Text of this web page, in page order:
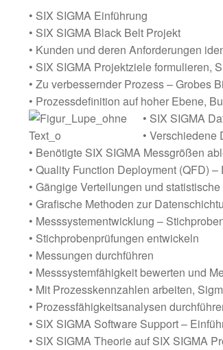
• SIX SIGMA Einführung
• SIX SIGMA Black Belt Projekt
• Kunden und deren Anforderungen
• SIX SIGMA Projektziele formulieren,
• Zu verbessernder Prozess – Grobes
• Prozessdefinition auf hoher Ebene,
• SIX SIGMA
•
• Benötigte SIX SIGMA Messgrößen
• Quality Function Deployment (QFD) –
• Gängige Verteilungen und
• Grafische Methoden zur
• Messsystementwicklung –
• Stichprobenprüfungen entwickeln
• Messungen durchführen
• Messsystemfähigkeit bewerten und
• Mit Prozesskennzahlen arbeiten,
• Prozessfähigkeitsanalysen
• SIX SIGMA Software Support –
• SIX SIGMA Theorie auf SIX SIGMA